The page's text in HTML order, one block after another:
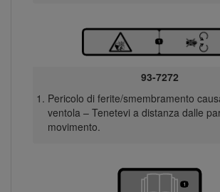
93-7272
Pericolo di ferite/smembramento
ventola – Tenetevi a distanza dalle
movimento.